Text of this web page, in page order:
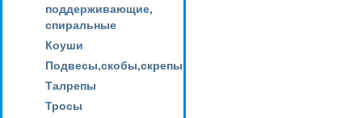
поддерживающие,
спиральные
Коуши
Подвесы,скобы,скрепы
Талрепы
Тросы